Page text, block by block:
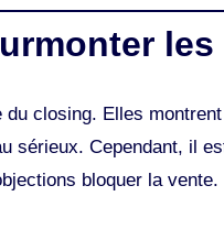
closing. Elles
sérieux. Cependant, il
bloquer la vente.